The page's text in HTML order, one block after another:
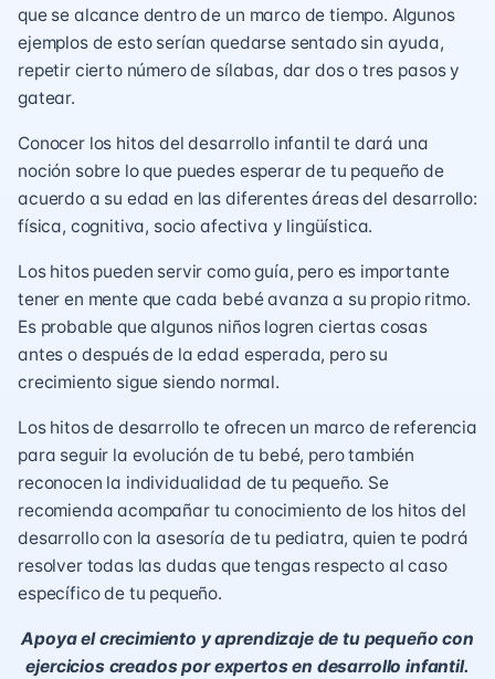
que se alcance dentro de un marco de tiempo. Algunos
ejemplos de esto serían quedarse sentado sin ayuda,
repetir cierto número de sílabas, dar dos o tres pasos y
gatear.
Conocer los hitos del desarrollo infantil te dará una
noción sobre lo que puedes esperar de tu pequeño de
acuerdo a su edad en las diferentes áreas del desarrollo:
física, cognitiva, socio afectiva y lingüística.
Los hitos pueden servir como guía, pero es importante
tener en mente que cada bebé avanza a su propio ritmo.
Es probable que algunos niños logren ciertas cosas
antes o después de la edad esperada, pero su
crecimiento sigue siendo normal.
Los hitos de desarrollo te ofrecen un marco de referencia
para seguir la evolución de tu bebé, pero también
reconocen la individualidad de tu pequeño. Se
recomienda acompañar tu conocimiento de los hitos del
desarrollo con la asesoría de tu pediatra, quien te podrá
resolver todas las dudas que tengas respecto al caso
específico de tu pequeño.
Apoya el crecimiento y aprendizaje de tu pequeño con
ejercicios creados por expertos en desarrollo infantil.